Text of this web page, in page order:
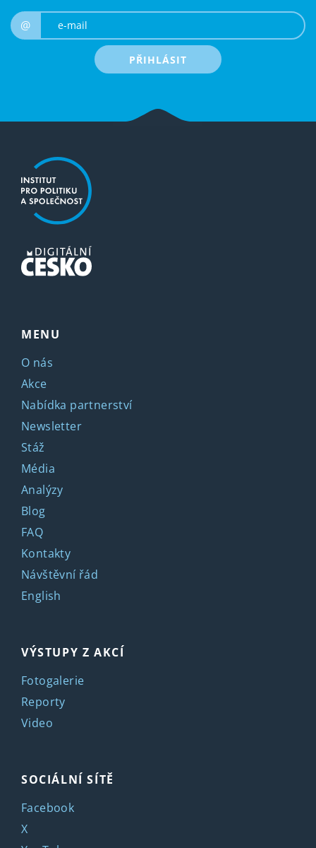
@
PŘIHLÁSIT
MENU
O nás
Akce
Nabídka partnerství
Newsletter
Stáž
Média
Analýzy
Blog
FAQ
Kontakty
Návštěvní řád
English
VÝSTUPY Z AKCÍ
Fotogalerie
Reporty
Video
SOCIÁLNÍ SÍTĚ
Facebook
X